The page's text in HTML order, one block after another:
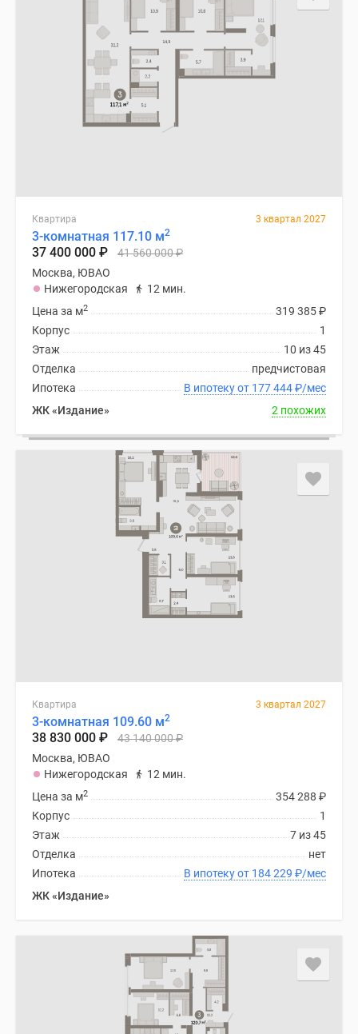
Квартира 3 квартал 2027
3-комнатная 117.10 м2
37 400 000 ₽ 41 560 000₽
Москва, ЮВАО
Нижегородская
12 мин.
319 385₽
Цена за м2
1
Корпус
10 из 45
Этаж
предчистовая
Отделка
В ипотеку от 177 444₽/мес
Ипотека
ЖК «Издание»
2 похожих
Квартира 3 квартал 2027
3-комнатная 109.60 м2
38 830 000 ₽ 43 140 000₽
Москва, ЮВАО
Нижегородская
12 мин.
354 288 ₽
Цена за м2
1
Корпус
7 из 45
Этаж
нет
Отделка
В ипотеку от 184 229 ₽/мес
Ипотека
ЖК «Издание»